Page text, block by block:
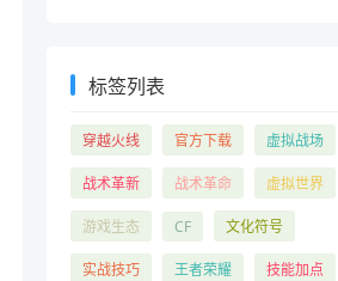
标签列表
穿越火线 官方下载 虚拟战场
战术革新 战术革命 虚拟世界
游戏生态 CF 文化符号
实战技巧 王者荣耀 技能加点